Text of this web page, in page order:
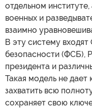
отдельном
военных и
взаимно
В эту систему
безопасности (ФСБ),
президента и
Такая модель не
захватить всю
сохраняет свою